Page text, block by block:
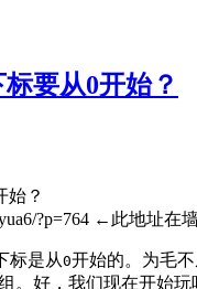
要从0开始？
始？
?p=764 ←此地址在
标是从0开始的。为毛不
。好，我们现在开始